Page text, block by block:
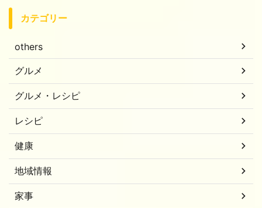
カテゴリー
others
グルメ
グルメ・レシピ
レシピ
健康
地域情報
家事